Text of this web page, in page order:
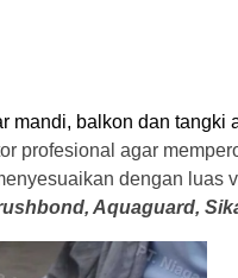
mandi, balkon dan tangki
profesional agar
dengan luas
Aquaguard,